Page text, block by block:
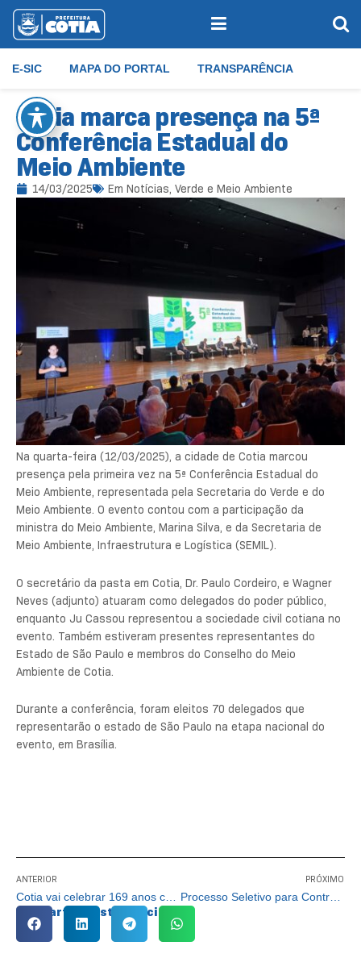
E-SIC MAPA DO PORTAL TRANSPARÊNCIA
Cotia marca presença na 5ª
Conferência Estadual do
Meio Ambiente
14/03/2025 Em Notícias, Verde e Meio Ambiente
Na quarta-feira (12/03/2025), a cidade de Cotia marcou
presença pela primeira vez na 5ª Conferência Estadual do
Meio Ambiente, representada pela Secretaria do Verde e do
Meio Ambiente. O evento contou com a participação da
ministra do Meio Ambiente, Marina Silva, e da Secretaria de
Meio Ambiente, Infraestrutura e Logística (SEMIL).
O secretário da pasta em Cotia, Dr. Paulo Cordeiro, e Wagner
Neves (adjunto) atuaram como delegados do poder público,
enquanto Ju Cassou representou a sociedade civil cotiana no
evento. Também estiveram presentes representantes do
Estado de São Paulo e membros do Conselho do Meio
Ambiente de Cotia.
Durante a conferência, foram eleitos 70 delegados que
representarão o estado de São Paulo na etapa nacional do
evento, em Brasília.
ANTERIOR PRÓXIMO
Processo Seletivo para Contratação de Professor e Nutricionista
Compartilhe esta notícia: